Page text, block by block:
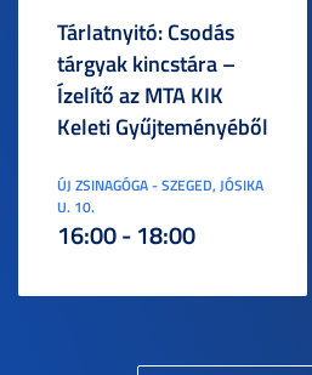
Tárlatnyitó: Csodás
tárgyak kincstára –
Ízelítő az MTA KIK
Keleti Gyűjteményéből
ÚJ ZSINAGÓGA - SZEGED, JÓSIKA
U. 10.
16:00 - 18:00